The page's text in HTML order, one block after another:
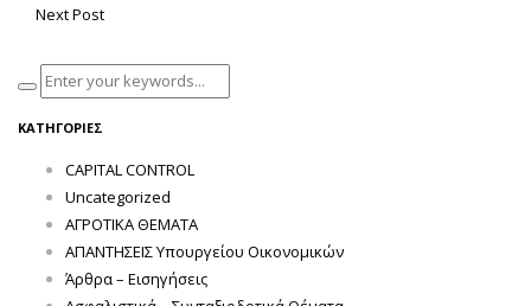
Next Post
ΚΑΤΗΓΟΡΊΕΣ
CAPITAL CONTROL
Uncategorized
ΑΓΡΟΤΙΚΑ ΘΕΜΑΤΑ
ΑΠΑΝΤΗΣΕΙΣ Υπουργείου Οικονομικών
Άρθρα – Εισηγήσεις